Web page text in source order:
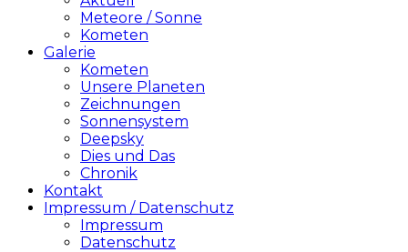
Meteore / Sonne
Kometen
Galerie
Kometen
Unsere Planeten
Zeichnungen
Sonnensystem
Deepsky
Dies und Das
Chronik
Kontakt
Impressum / Datenschutz
Impressum
Datenschutz